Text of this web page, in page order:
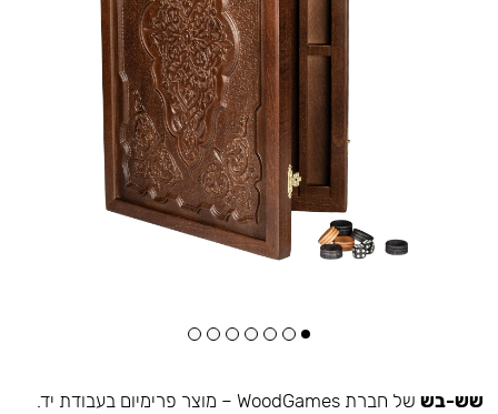
שש-בש של חברת WoodGames – מוצר פרימיום בעבודת יד.